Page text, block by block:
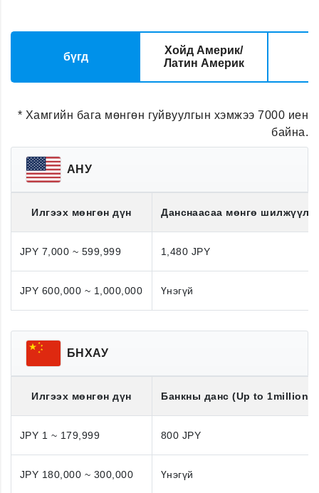
бүгд
Хойд Америк/
Латин Америк
* Хамгийн бага мөнгөн гуйвуулгын хэмжээ 7000 иен
байна.
АНУ
Илгээх мөнгөн дүн Данснаасаа мөнгө
JPY 7,000 ~ 599,999 1,480 JPY
JPY 600,000 ~ 1,000,000 Үнэгүй
БНХАУ
Илгээх мөнгөн дүн Банкны данс (Up to 1million
JPY 1 ~ 179,999 800 JPY
JPY 180,000 ~ 300,000 Үнэгүй